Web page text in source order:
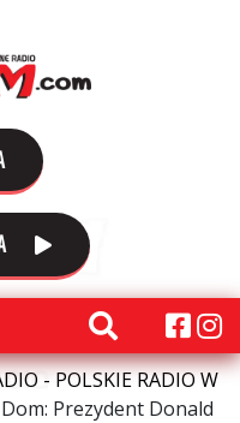
- POLSKIE RADIO W
Dom: Prezydent Donald